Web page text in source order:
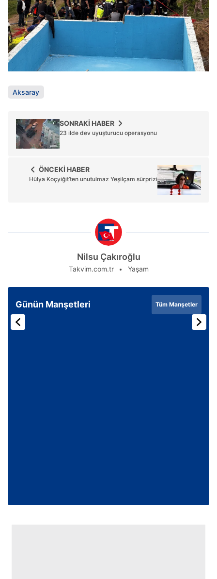
hazırlanmış Aydınlatma Metnimizi okumak ve sitemizde
ilgili mevzuata uygun olarak kullanılan çerezlerle ilgili bilgi
almak için lütfen
.
Aksaray
SONRAKİ HABER
23 ilde dev uyuşturucu operasyonu
ÖNCEKİ HABER
Hülya Koçyiğit’ten unutulmaz Yeşilçam sürprizi
Nilsu Çakıroğlu
Takvim.com.tr Yaşam
Günün Manşetleri Tüm Manşetler